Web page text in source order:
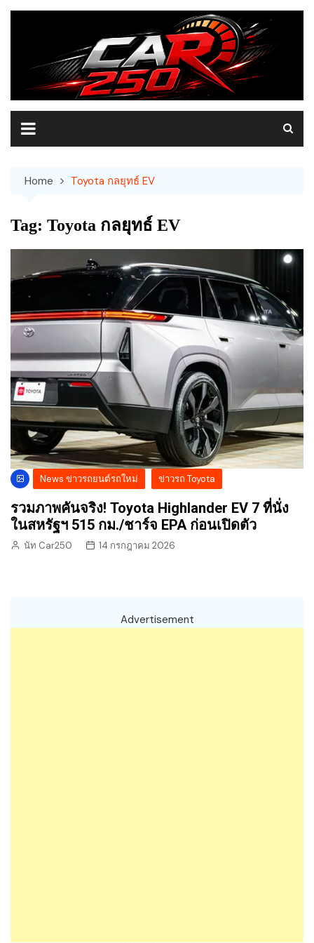
Skip
Home Toyota กลยุทธ์ EV
Tag: Toyota กลยุทธ์ EV
News ข่าวรถยนต์รถใหม่ ข่าวรถ Toyota
รวมภาพคันจริง! Toyota Highlander EV 7 ที่นั่ง
ในสหรัฐฯ 515 กม./ชาร์จ EPA ก่อนเปิดตัว
นัท Car250 14 กรกฎาคม 2026
Advertisement